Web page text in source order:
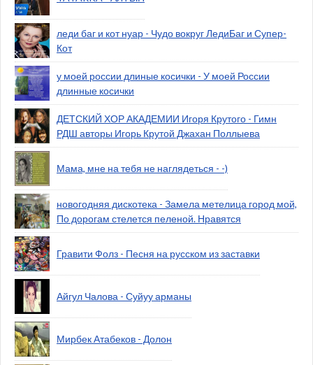
леди баг и кот нуар - Чудо вокруг ЛедиБаг и Супер-
Кот
у моей россии длиные косички - У моей России
длинные косички
ДЕТСКИЙ ХОР АКАДЕМИИ Игоря Крутого - Гимн
РДШ авторы Игорь Крутой Джахан Поллыева
Мама, мне на тебя не наглядеться - -)
новогодняя дискотека - Замела метелица город мой,
По дорогам стелется пеленой. Нравятся
Гравити Фолз - Песня на русском из заставки
Айгул Чалова - Суйуу арманы
Мирбек Атабеков - Долон